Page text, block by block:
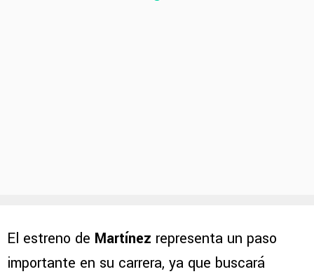
El estreno de Martínez representa un paso
importante en su carrera, ya que buscará